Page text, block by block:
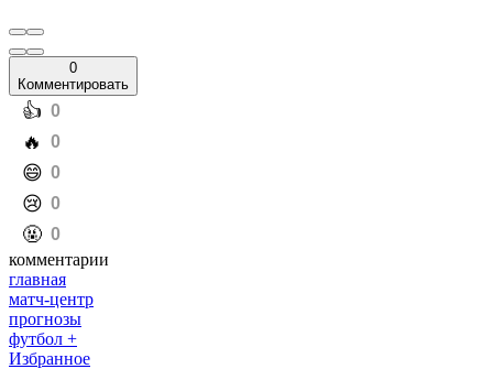
0
Комментировать
️👍 0
️🔥 0
️😄 0
️😢 0
️🤬 0
комментарии
главная
матч-центр
прогнозы
футбол +
Избранное